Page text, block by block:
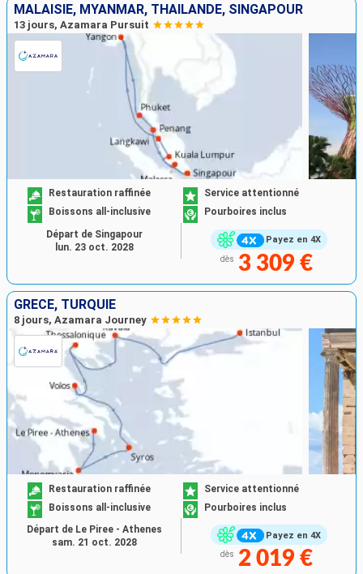
MALAISIE, MYANMAR, THAÏLANDE, SINGAPOUR
13 jours, Azamara Pursuit
Payez en 4X
Restauration raffinée
Service attentionné
Boissons all-inclusive
Pourboires inclus
dès 3 309 €
Départ de Singapour
lun. 23 oct. 2028
GRÈCE, TURQUIE
8 jours, Azamara Journey
Payez en 4X
Restauration raffinée
Service attentionné
Boissons all-inclusive
Pourboires inclus
dès 2 019 €
Départ de Le Piree - Athenes
sam. 21 oct. 2028